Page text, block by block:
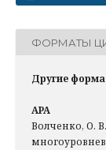
ФОРМАТЫ
Другие
APA
Волченко, О.